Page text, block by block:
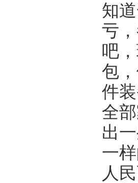
知
亏
吧
包
件
全
出
一
人